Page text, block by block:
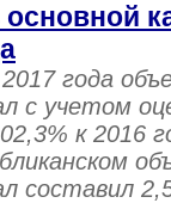
года
с учетом
к 2016
составил